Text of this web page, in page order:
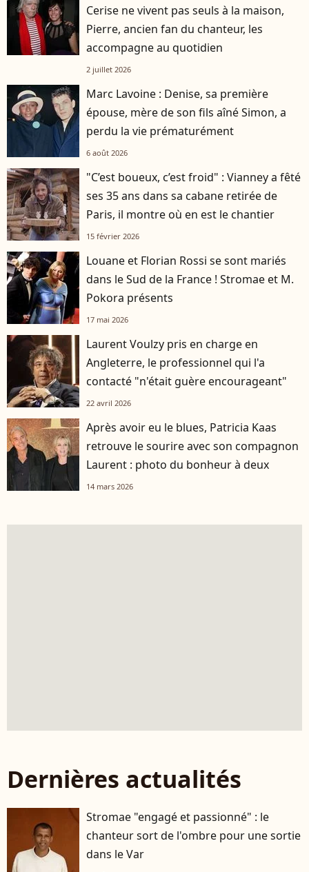
Cerise ne vivent pas seuls à la maison,
Pierre, ancien fan du chanteur, les
accompagne au quotidien
2 juillet 2026
Marc Lavoine : Denise, sa première
épouse, mère de son fils aîné Simon, a
perdu la vie prématurément
6 août 2026
"C’est boueux, c’est froid" : Vianney a fêté
ses 35 ans dans sa cabane retirée de
Paris, il montre où en est le chantier
15 février 2026
Louane et Florian Rossi se sont mariés
dans le Sud de la France ! Stromae et M.
Pokora présents
17 mai 2026
Laurent Voulzy pris en charge en
Angleterre, le professionnel qui l'a
contacté "n'était guère encourageant"
22 avril 2026
Après avoir eu le blues, Patricia Kaas
retrouve le sourire avec son compagnon
Laurent : photo du bonheur à deux
14 mars 2026
Dernières actualités
Stromae "engagé et passionné" : le
chanteur sort de l'ombre pour une sortie
dans le Var